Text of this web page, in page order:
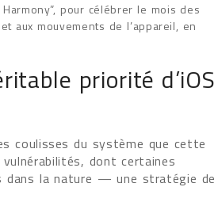
pour célébrer le mois des
aux mouvements de l’appareil, en
priorité d’iOS
coulisses du système que cette
dont certaines
dans la nature — une stratégie de